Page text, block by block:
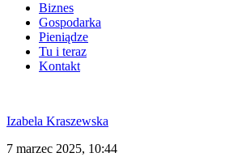
Biznes
Gospodarka
Pieniądze
Tu i teraz
Kontakt
Izabela Kraszewska
7 marzec 2025, 10:44